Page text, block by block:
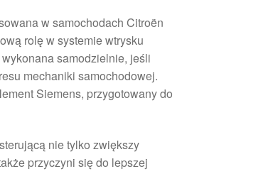
w samochodach Citroën
rolę w systemie wtrysku
samodzielnie, jeśli
mechaniki samochodowej.
Siemens, przygotowany do
nie tylko zwiększy
przyczyni się do lepszej